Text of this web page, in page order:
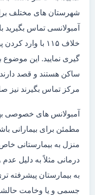
شهرستان های مختلف
آمبولانسی تماس بگیرید
خلاف ۱۱۵ با
گیری نمایید. این موضوع
مرکز تماس بگیرند نیز
آمبولانس های خصوصی
مطمئن برای بیمارانی
منزل به بیمارستانی
درمانی مثلاً به دلیل
به بیمارستان پیشرفته
جسمی و یا وخامت